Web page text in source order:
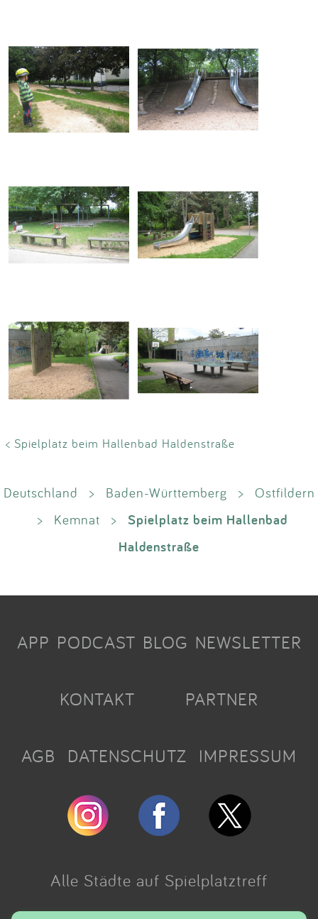
< Spielplatz beim Hallenbad Haldenstraße
Deutschland > Baden-Württemberg >
Ostfildern
>
Kemnat >
Spielplatz beim Hallenbad
Haldenstraße
APP PODCAST BLOG NEWSLETTER
KONTAKT PARTNER
AGB DATENSCHUTZ IMPRESSUM
Alle Städte auf Spielplatztreff